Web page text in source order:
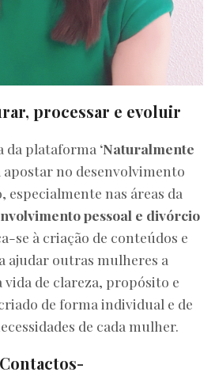
processar e evoluir
da plataforma ‘Naturalmente
apostar no desenvolvimento
especialmente nas áreas da
pessoal e divórcio
se à criação de conteúdos e
ajudar outras mulheres a
vida de clareza, propósito e
de forma individual e de
de cada mulher.